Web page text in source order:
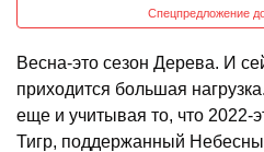
Спецпредложение
Весна-это сезон Дерева. И
приходится большая
еще и учитывая то, что 2022-
Тигр, поддержанный